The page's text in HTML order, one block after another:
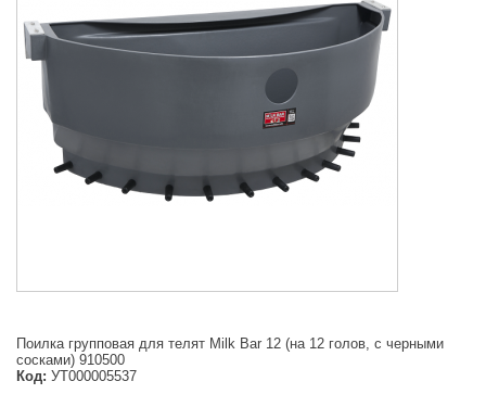
Поилка групповая для телят Milk Bar 12 (на 12 голов, с черными
сосками) 910500
Код: УТ000005537